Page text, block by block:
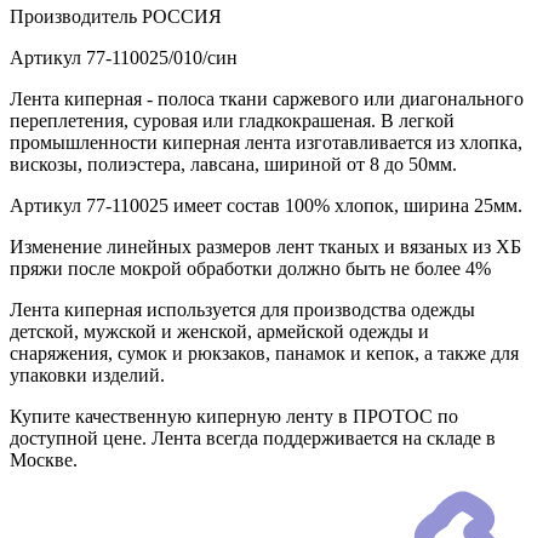
Производитель РОССИЯ
Артикул 77-110025/010/син
Лента киперная - полоса ткани саржевого или диагонального
переплетения, суровая или гладкокрашеная. В легкой
промышленности киперная лента изготавливается из хлопка,
вискозы, полиэстера, лавсана, шириной от 8 до 50мм.
Артикул 77-110025 имеет состав 100% хлопок, ширина 25мм.
Изменение линейных размеров лент тканых и вязаных из ХБ
пряжи после мокрой обработки должно быть не более 4%
Лента киперная используется для производства одежды
детской, мужской и женской, армейской одежды и
снаряжения, сумок и рюкзаков, панамок и кепок, а также для
упаковки изделий.
Купите качественную киперную ленту в ПРОТОС по
доступной цене. Лента всегда поддерживается на складе в
Москве.